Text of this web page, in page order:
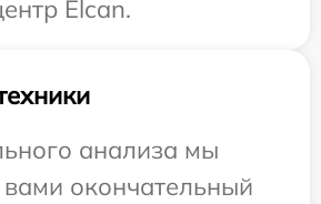
Elcan.
анализа мы
вами окончательный